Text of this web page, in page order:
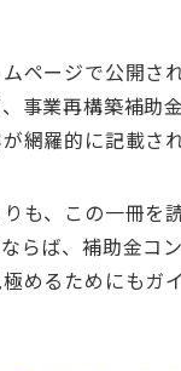
ページで公開さ
事業再構築補助
網羅的に記載され
も、この一冊を
らば、補助金コ
めるためにもガ